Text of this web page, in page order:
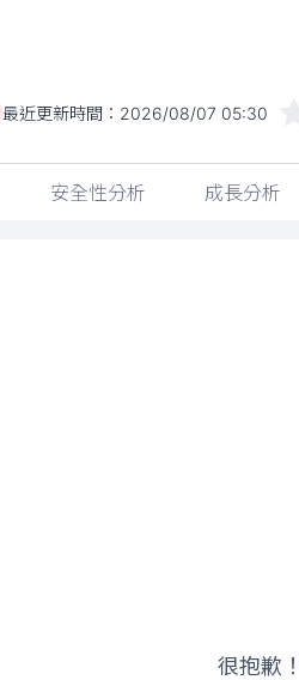
最近更新時間： 2026/08/07 05:30
安全性分析 成長分析
很抱歉